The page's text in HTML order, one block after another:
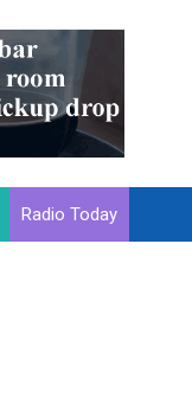
Radio Today